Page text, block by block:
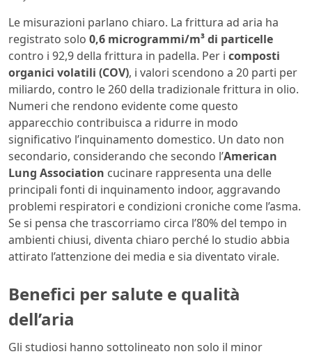
Le misurazioni parlano chiaro. La frittura ad aria ha
registrato solo 0,6 microgrammi/m³ di particelle
contro i 92,9 della frittura in padella. Per i composti
organici volatili (COV), i valori scendono a 20 parti per
miliardo, contro le 260 della tradizionale frittura in olio.
Numeri che rendono evidente come questo
apparecchio contribuisca a ridurre in modo
significativo l’inquinamento domestico. Un dato non
secondario, considerando che secondo l’American
Lung Association cucinare rappresenta una delle
principali fonti di inquinamento indoor, aggravando
problemi respiratori e condizioni croniche come l’asma.
Se si pensa che trascorriamo circa l’80% del tempo in
ambienti chiusi, diventa chiaro perché lo studio abbia
attirato l’attenzione dei media e sia diventato virale.
Benefici per salute e qualità
dell’aria
Gli studiosi hanno sottolineato non solo il minor